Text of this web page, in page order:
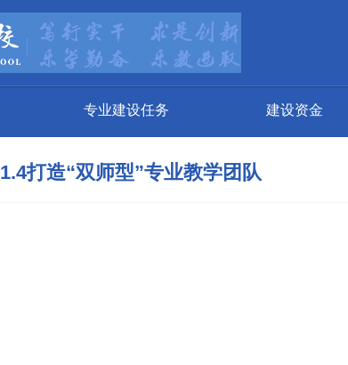
专业建设任务 建设资金
1.4打造“双师型”专业教学团队